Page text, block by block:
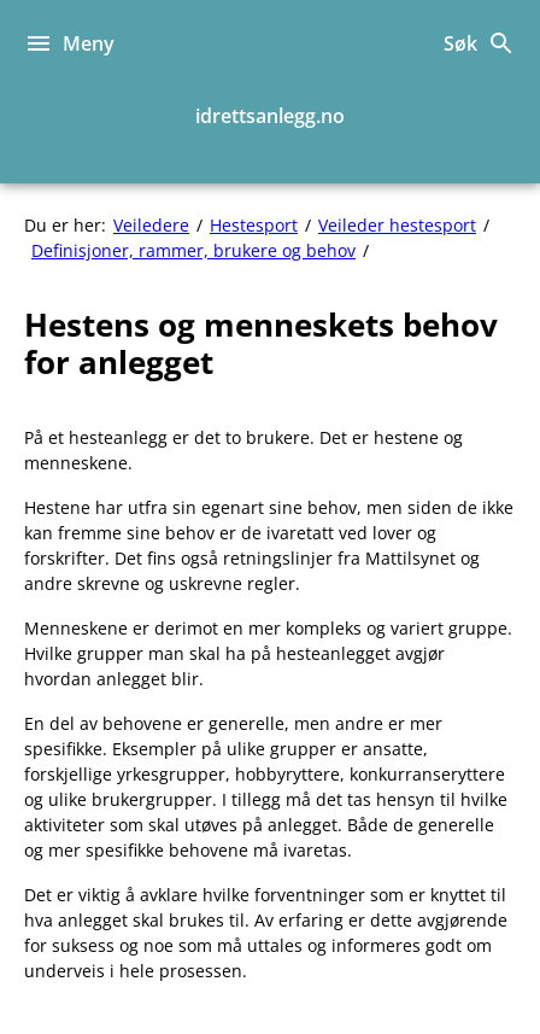
idrettsanlegg.no
Meny Søk
Du er her: Veiledere Hestesport
Veileder hestesport
Definisjoner, rammer, brukere og behov
behov
Hestens og menneskets behov
for anlegget
På et hesteanlegg er det to brukere. Det er hestene og
menneskene.
Hestene har utfra sin egenart sine behov, men siden de ikke
kan fremme sine behov er de ivaretatt ved lover og
forskrifter. Det fins også retningslinjer fra Mattilsynet og
andre skrevne og uskrevne regler.
Menneskene er derimot en mer kompleks og variert gruppe.
Hvilke grupper man skal ha på hesteanlegget avgjør
hvordan anlegget blir.
En del av behovene er generelle, men andre er mer
spesifikke. Eksempler på ulike grupper er ansatte,
forskjellige yrkesgrupper, hobbyryttere, konkurranseryttere
og ulike brukergrupper. I tillegg må det tas hensyn til hvilke
aktiviteter som skal utøves på anlegget. Både de generelle
og mer spesifikke behovene må ivaretas.
Det er viktig å avklare hvilke forventninger som er knyttet til
hva anlegget skal brukes til. Av erfaring er dette avgjørende
for suksess og noe som må uttales og informeres godt om
underveis i hele prosessen.